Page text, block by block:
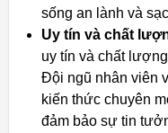
sống an lành và
Uy tín và chất
uy tín và chất
Đội ngũ nhân viên
kiến thức chuyên
đảm bảo sự tin